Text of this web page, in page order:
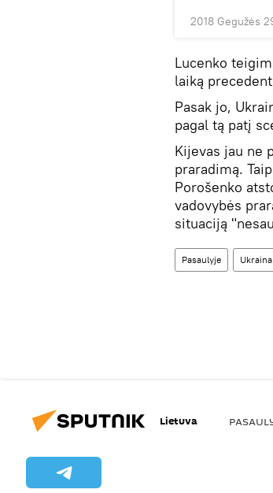
2018 Gegužės
Lucenko
laiką
Pasak jo,
pagal tą patį
Kijevas jau ne
praradimą.
Porošenko
vadovybės
situaciją
Pasaulyje Ukraina
Lietuva